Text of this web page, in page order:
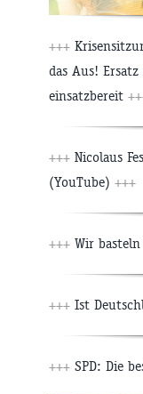
+++
das Aus!
einsatzbereit
+++ Nicolaus
(YouTube) +++
+++ Wir
+++ Ist
+++ SPD: Die